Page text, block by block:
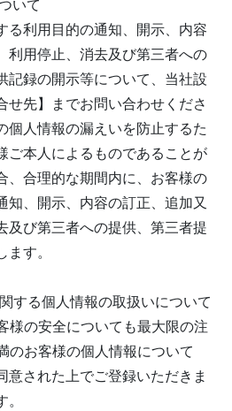
いて
る利用目的の通知、開示、内容
利用停止、消去及び第三者への
記録の開示等について、当社設
せ先】までお問い合わせくださ
個人情報の漏えいを防止するた
ご本人によるものであることが
、合理的な期間内に、お客様の
知、開示、内容の訂正、追加又
及び第三者への提供、第三者提
す。
する個人情報の取扱いについて
様の安全についても最大限の注
のお客様の個人情報について
意された上でご登録いただきま